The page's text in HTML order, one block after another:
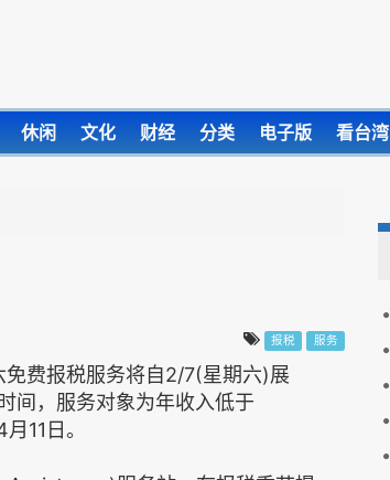
休闲 文化 财经 分类 电子版 看台湾
报税 服务
免费报税服务将自2/7(星期六)展
间，服务对象为年收入低于
11日。